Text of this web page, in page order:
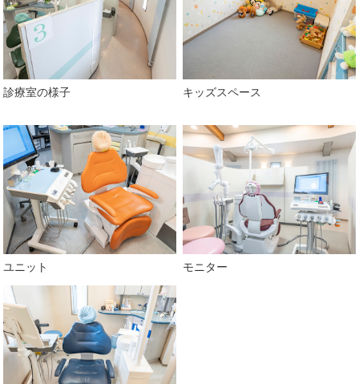
診療室の様子 キッズスペース
ユニット モニター